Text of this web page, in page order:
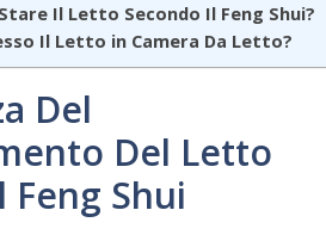
Il Letto Secondo Il Feng Shui?
Il Letto in Camera Da Letto?
Del
Del Letto
Feng Shui